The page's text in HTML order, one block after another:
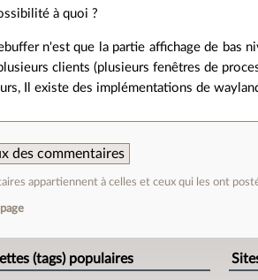
à quoi ?
n'est que la partie affichage de bas
clients (plusieurs fenêtres de
Il existe des implémentations de
des commentaires
appartiennent à celles et ceux qui les ont
(tags) populaires